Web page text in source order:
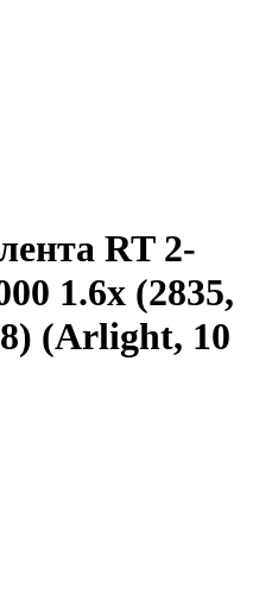
RT 2-
1.6x (2835,
(Arlight, 10